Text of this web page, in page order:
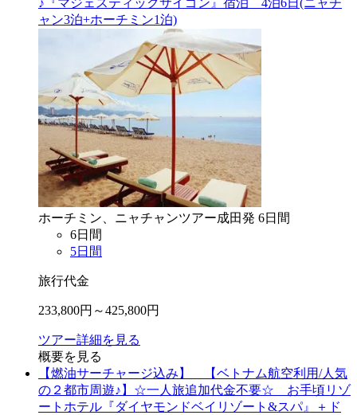
♪『マジェスティックサイゴン』宿泊 4泊6日(ニャチ
ャン3泊+ホーチミン1泊)
ホーチミン、ニャチャンツアー成田発 6日間
6日間
5日間
旅行代金
233,800円～425,800円
ツアー詳細を見る
概要を見る
【燃油サーチャージ込み】 【ベトナム航空利用/人気
の２都市周遊♪】☆一人旅追加代金不要☆ お手頃リゾ
ートホテル『ダイヤモンドベイリゾート&スパ』＋ド